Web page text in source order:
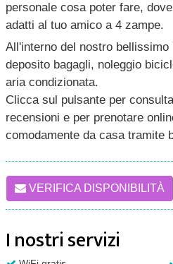
personale cosa poter fare,
adatti al tuo amico a 4 zampe.
All'interno del nostro
deposito bagagli, noleggio
aria condizionata.
Clicca sul pulsante per
recensioni e per prenotare
comodamente da casa tramite
VERIFICA DISPONIBILITÀ
I nostri servizi